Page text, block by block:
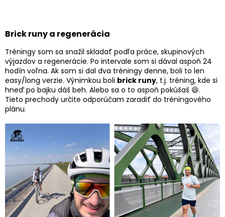
Brick runy a regenerácia
Tréningy som sa snažil skladať podľa práce, skupinových
výjazdov a regenerácie. Po intervale som si dával aspoň 24
hodín voľna. Ak som si dal dva tréningy denne, boli to len
easy/long verzie. Výnimkou boli brick runy, t.j. tréning, kde si
hneď po bajku dáš beh. Alebo sa o to aspoň pokúšaš 😄.
Tieto prechody určite odporúčam zaradiť do tréningového
plánu.